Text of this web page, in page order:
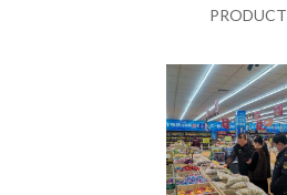
PRODUCT